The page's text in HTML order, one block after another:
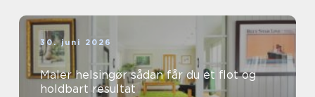
30. juni 2026
Maler helsingør sådan får du et flot og
holdbart resultat